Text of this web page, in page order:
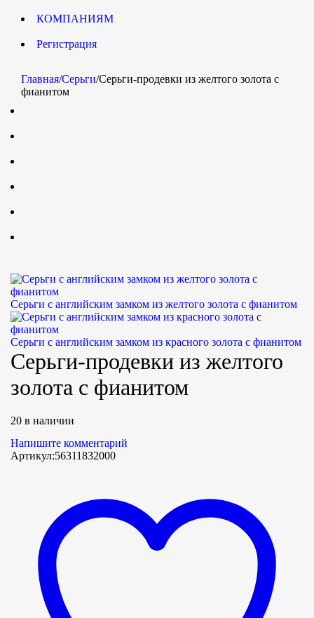
КОМПАНИЯМ
Регистрация
Главная/Серьги/Серьги-продевки из желтого золота с
фианитом
Серьги с английским замком из желтого золота с фианитом
Серьги с английским замком из красного золота с фианитом
Серьги-продевки из желтого
золота с фианитом
20 в наличии
Напишите комментарий
Артикул:56311832000